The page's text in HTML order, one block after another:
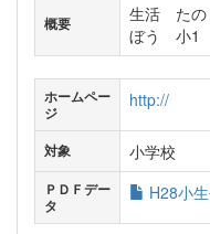
概要
生活 たの
ぼう 小1
ホームペー
ジ
http://
対象 小学校
ＰＤＦデー
タ
H28小